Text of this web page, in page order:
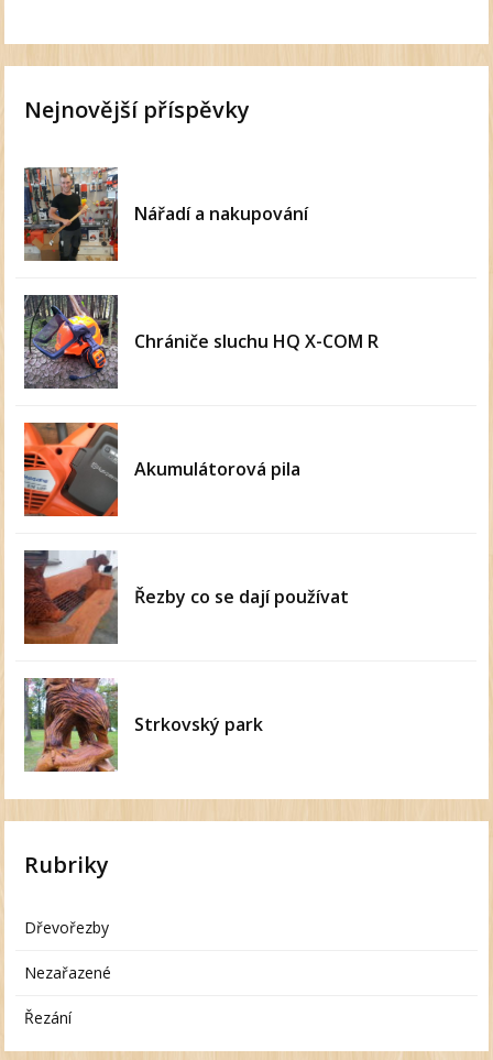
Nejnovější příspěvky
Nářadí a nakupování
Chrániče sluchu HQ X-COM R
Akumulátorová pila
Řezby co se dají používat
Strkovský park
Rubriky
Dřevořezby
Nezařazené
Řezání